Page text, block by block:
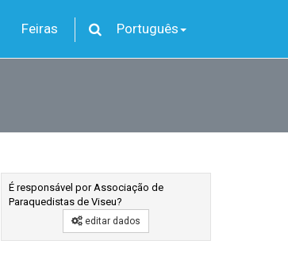
Feiras Português
É responsável por Associação de
Paraquedistas de Viseu?
editar dados